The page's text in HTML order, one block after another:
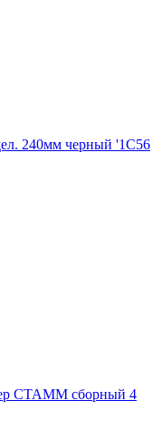
240мм черный '1С56
СТАММ сборный 4